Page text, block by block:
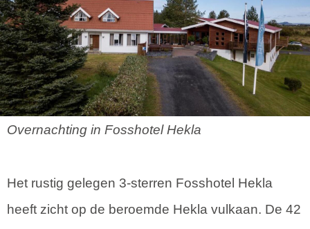
Overnachting in Fosshotel Hekla
Het rustig gelegen 3-sterren Fosshotel Hekla
heeft zicht op de beroemde Hekla vulkaan. De 42